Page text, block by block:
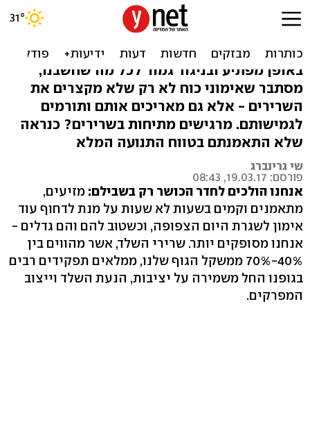
למה לא כדאי לבצע מתיחות
אחרי אימוני כוח במכון
באופן מפתיע ובניגוד גמור לכל מה שחשבנו,
מסתבר שאימוני כוח לא רק שלא מקצרים את
השרירים - אלא גם מאריכים אותם ותורמים
לגמישותם. מרגישים מתיחות בשרירים? כנראה
שלא התאמנתם בטווח התנועה המלא
שי גרינברג
פורסם: 19.03.17, 08:43
אנחנו הולכים לחדר הכושר רק בשבילם: מזיעים,
מתאמנים וקמים בשעות לא שעות על מנת לדחוף עוד
אימון לשגרת היום הצפופה, וכשטוב להם והם גדלים -
אנחנו מסופקים יותר. שרירי השלד, אשר מהווים בין
40%-70% ממשקל הגוף שלנו, ממלאים תפקידים רבים
בגופנו החל משמירה על יציבות, הנעת השלד וייצוב
המפרקים.